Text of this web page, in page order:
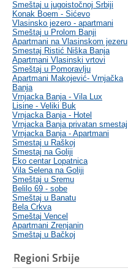
Smeštaj u jugoistočnoj Srbiji
Konak Boem - Sićevo
Vlasinsko jezero - apartmani
Smeštaj u Prolom Banji
Apartmani na Vlasinskom jezeru
Smestaj Ristić Niška Banja
Apartmani Vlasinski vrtovi
Smeštaj u Pomoravlju
Apartmani Makojević- Vrnjačka
Banja
Vrnjacka Banja - Vila Lux
Lisine - Veliki Buk
Vrnjacka Banja - Hotel
Vrnjacka Banja privatan smestaj
Vrnjacka Banja - Apartmani
Smestaj u Raškoj
Smestaj na Goliji
Eko centar Lopatnica
Vila Selena na Goliji
Smeštaj u Sremu
Belilo 69 - sobe
Smeštaj u Banatu
Bela Crkva
Smeštaj Vencel
Apartmani Zrenjanin
Smeštaj u Bačkoj
Regioni Srbije